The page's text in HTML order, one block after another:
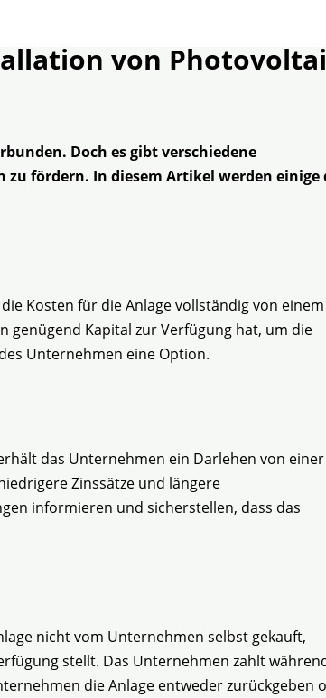
von
Doch es gibt verschiedene
zu fördern. In diesem Artikel werden einige
Kosten für die Anlage vollständig von einem
genügend Kapital zur Verfügung hat, um die
Unternehmen eine Option.
das Unternehmen ein Darlehen von einer
Zinssätze und längere
informieren und sicherstellen, dass das
nicht vom Unternehmen selbst gekauft,
stellt. Das Unternehmen zahlt
die Anlage entweder zurückgeben